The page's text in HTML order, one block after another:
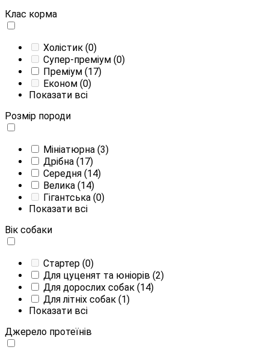
Клас корма
Холістик (0)
Супер-преміум (0)
Преміум (17)
Економ (0)
Показати всі
Розмір породи
Мініатюрна (3)
Дрібна (17)
Середня (14)
Велика (14)
Гігантська (0)
Показати всі
Вік собаки
Стартер (0)
Для цуценят та юніорів (2)
Для дорослих собак (14)
Для літніх собак (1)
Показати всі
Джерело протеїнів